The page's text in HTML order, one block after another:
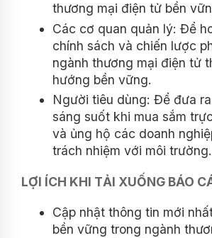
thương mại điện tử bền
Các cơ quan quản lý: Để
chính sách và chiến lược
ngành thương mại điện tử
hướng bền vững.
Người tiêu dùng: Để đưa
sáng suốt khi mua sắm
và ủng hộ các doanh
trách nhiệm với môi trường.
LỢI ÍCH KHI TẢI XUỐNG BÁO
Cập nhật thông tin mới
bền vững trong ngành